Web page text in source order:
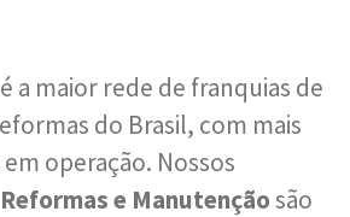
a maior rede de franquias de
do Brasil, com mais
operação. Nossos
Reformas e Manutençãosão